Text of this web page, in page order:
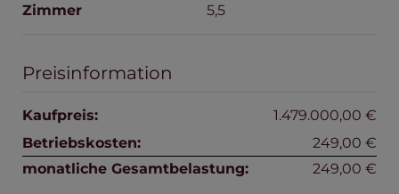
Zimmer 5,5
Preisinformation
Kaufpreis:
1.479.000,00 €
Betriebskosten:
249,00 €
monatliche Gesamtbelastung:
249,00 €